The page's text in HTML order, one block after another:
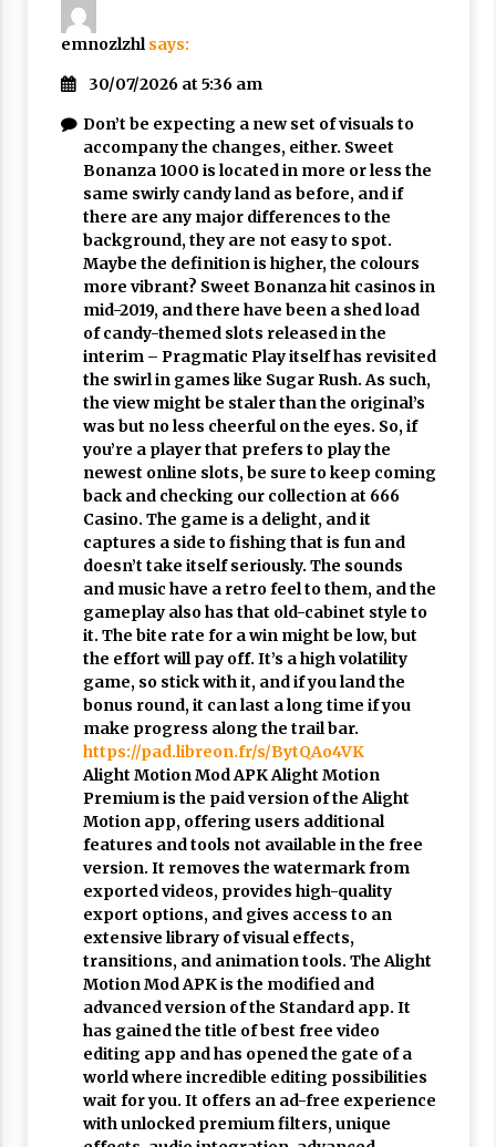
emnozlzhl says:
30/07/2026 at 5:36 am
Don’t be expecting a new set of visuals to
accompany the changes, either. Sweet
Bonanza 1000 is located in more or less the
same swirly candy land as before, and if
there are any major differences to the
background, they are not easy to spot.
Maybe the definition is higher, the colours
more vibrant? Sweet Bonanza hit casinos in
mid-2019, and there have been a shed load
of candy-themed slots released in the
interim – Pragmatic Play itself has revisited
the swirl in games like Sugar Rush. As such,
the view might be staler than the original’s
was but no less cheerful on the eyes. So, if
you’re a player that prefers to play the
newest online slots, be sure to keep coming
back and checking our collection at 666
Casino. The game is a delight, and it
captures a side to fishing that is fun and
doesn’t take itself seriously. The sounds
and music have a retro feel to them, and the
gameplay also has that old-cabinet style to
it. The bite rate for a win might be low, but
the effort will pay off. It’s a high volatility
game, so stick with it, and if you land the
bonus round, it can last a long time if you
make progress along the trail bar.
https://pad.libreon.fr/s/BytQAo4VK
Alight Motion Mod APK Alight Motion
Premium is the paid version of the Alight
Motion app, offering users additional
features and tools not available in the free
version. It removes the watermark from
exported videos, provides high-quality
export options, and gives access to an
extensive library of visual effects,
transitions, and animation tools. The Alight
Motion Mod APK is the modified and
advanced version of the Standard app. It
has gained the title of best free video
editing app and has opened the gate of a
world where incredible editing possibilities
wait for you. It offers an ad-free experience
with unlocked premium filters, unique